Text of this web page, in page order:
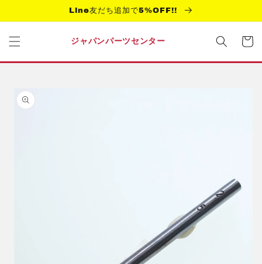
進む
Line友だち追加で5%OFF!!
ジャパンパーツセンター
ー
報にス
キップ